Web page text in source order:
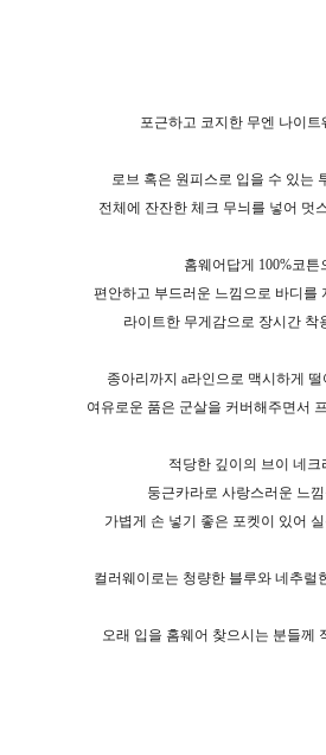
포근하고 코지한 무엔 나이트
로브 혹은 원피스로 입을 수 있는
전체에 잔잔한 체크 무늬를 넣어 멋
홈웨어답게 100%코튼
편안하고 부드러운 느낌으로 바디를
라이트한 무게감으로 장시간 착
종아리까지 a라인으로 맥시하게 떨
여유로운 품은 군살을 커버해주면서
적당한 깊이의 브이 네크
둥근카라로 사랑스러운 느
가볍게 손 넣기 좋은 포켓이 있어
컬러웨이로는 청량한 블루와 네추럴
오래 입을 홈웨어 찾으시는 분들께